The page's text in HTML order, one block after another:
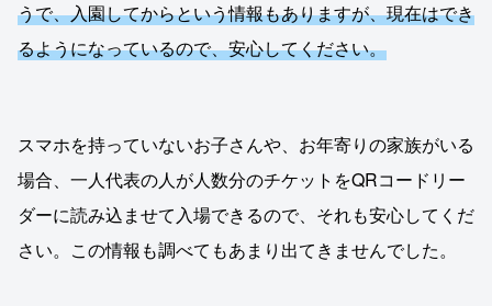
うで、入園してからという情報もありますが、現在はでき
るようになっているので、安心してください。
スマホを持っていないお子さんや、お年寄りの家族がいる
場合、一人代表の人が人数分のチケットをQRコードリー
ダーに読み込ませて入場できるので、それも安心してくだ
さい。この情報も調べてもあまり出てきませんでした。